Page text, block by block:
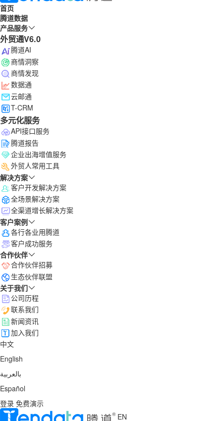
首页
腾道数据
产品服务
外贸通V6.0
腾道AI
商情洞察
商情发现
数据通
云邮通
T-CRM
多元化服务
API接口服务
腾道报告
企业出海增值服务
外贸人常用工具
解决方案
客户开发解决方案
全场景解决方案
全渠道增长解决方案
客户案例
各行各业用腾道
客户成功服务
合作伙伴
合作伙伴招募
生态伙伴联盟
关于我们
公司历程
联系我们
新闻资讯
加入我们
中文
English
بالعربية
Español
登录 免费演示
EN